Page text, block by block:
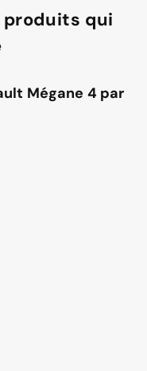
produits qui
Mégane 4 par